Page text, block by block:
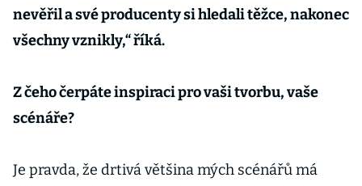
nevěřil a své producenty si hledali těžce, nakonec
všechny vznikly,“ říká.
Z čeho čerpáte inspiraci pro vaši tvorbu, vaše
scénáře?
Je pravda, že drtivá většina mých scénářů má